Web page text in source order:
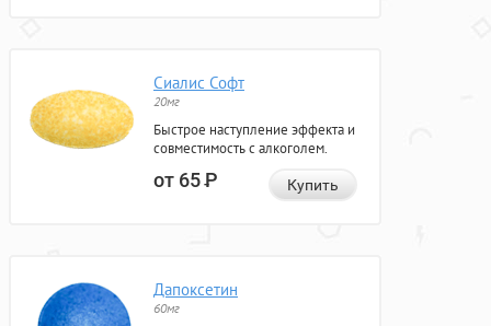
Сиалис Софт
20мг
Быстрое наступление эффекта и
совместимость с алкоголем.
от 65Р Купить
Дапоксетин
60мг